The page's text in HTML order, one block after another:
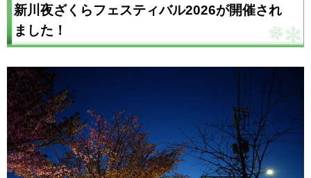
新川夜ざくらフェスティバル2026が開催され
ました！